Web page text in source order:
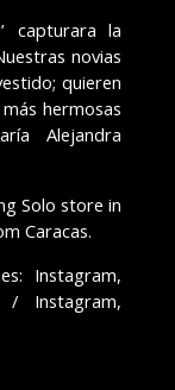
capturara la
novias
quieren
hermosas
Alejandra
Solo store in
Caracas.
Instagram,
/ Instagram,